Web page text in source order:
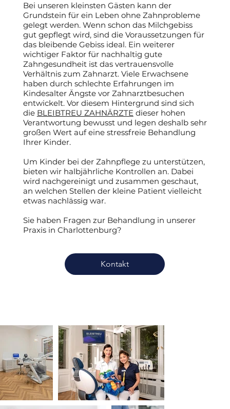
Bei unseren kleinsten Gästen kann der
Grundstein für ein Leben ohne Zahnprobleme
gelegt werden. Wenn schon das Milchgebiss
gut gepflegt wird, sind die Voraussetzungen für
das bleibende Gebiss ideal. Ein weiterer
wichtiger Faktor für nachhaltig gute
Zahngesundheit ist das vertrauensvolle
Verhältnis zum Zahnarzt. Viele Erwachsene
haben durch schlechte Erfahrungen im
Kindesalter Ängste vor Zahnarztbesuchen
entwickelt. Vor diesem Hintergrund sind sich
die BLEIBTREU ZAHNÄRZTEdieser hohen
Verantwortung bewusst und legen deshalb sehr
großen Wert auf eine stressfreie Behandlung
Ihrer Kinder.
Um Kinder bei der Zahnpflege zu unterstützen,
bieten wir halbjährliche Kontrollen an. Dabei
wird nachgereinigt und zusammen geschaut,
an welchen Stellen der kleine Patient vielleicht
etwas nachlässig war.
Sie haben Fragen zur Behandlung in unserer
Praxis in Charlottenburg?
Kontakt